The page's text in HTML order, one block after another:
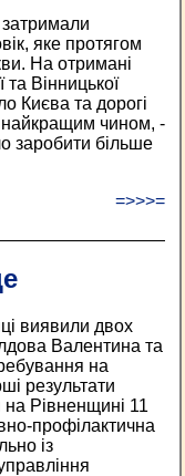
затримали
яке протягом
На отримані
та Вінницької
Києва та дорогі
найкращим чином, -
заробити більше
=>>>=
виявили двох
Валентина та
на
результати
на Рівненщині 11
профілактична
із